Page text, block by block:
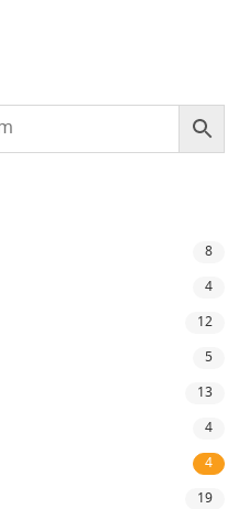
8
4
12
5
13
4
4
19